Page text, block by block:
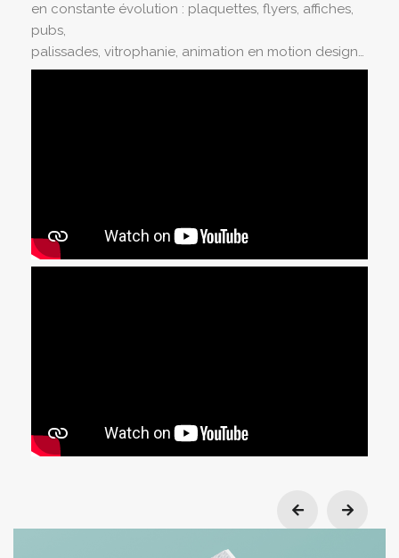
en constante évolution : plaquettes, flyers, affiches,
pubs,
palissades, vitrophanie, animation en motion design…